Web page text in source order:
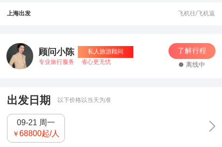
上海出发 飞机往/飞机返
顾问小陈
私人旅游顾问
专业旅行服务
省心更无忧
了解行程
离线中
出发日期 以下价格以当天为准
09-21 周一
￥68800起/人